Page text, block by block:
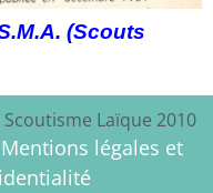
(Scouts
Laïque 2010
Mentions légales et